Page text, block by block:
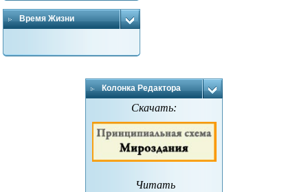
Время Жизни
Колонка Редактора
Скачать:
Читать